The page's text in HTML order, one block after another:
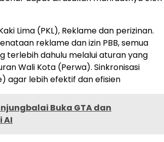
Lima (PKL), Reklame dan perizinan.
reklame dan izin PBB, semua
terlebih dahulu melalui aturan yang
Wali Kota (Perwa). Sinkronisasi
agar lebih efektif dan efisien
Buka GTA dan
AI